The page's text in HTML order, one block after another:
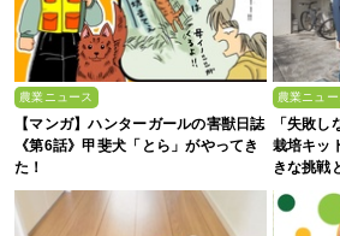
農業ニュース
【マンガ】ハンターガールの害獣日誌
《第6話》甲斐犬「とら」がやってき
た！
農業ニュー
「失敗
栽培キッ
きな挑戦